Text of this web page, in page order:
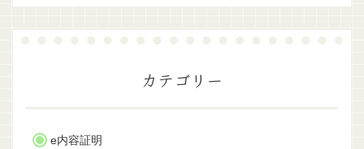
カテゴリー
e内容証明